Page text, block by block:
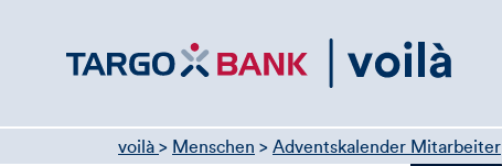
voilà > Menschen > Adventskalender Mitarbeiter